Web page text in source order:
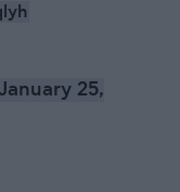
January 25,